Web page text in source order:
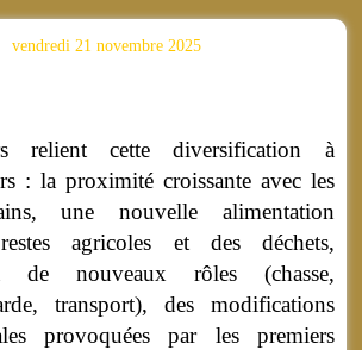
vendredi 21 novembre 2025
relient cette diversification à
: la proximité croissante avec les
une nouvelle alimentation
agricoles et des déchets,
de nouveaux rôles (chasse,
transport), des modifications
provoquées par les premiers